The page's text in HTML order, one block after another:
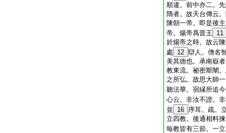
順違。前中亦二。
隋者。故天台傳云
陳朝一帝。即是後
帝。煬帝爲晋王
11
於煬帝之時。故云
處
12 辯人。僧名
美其徳也。承南嶽
教東流。祕密斯闡
之所弘。故思大師
聽法華。宿縁所追
心云。非汝不證。
並
16 序耳。疏。
立四教。後通相料
毎教皆有三節。一